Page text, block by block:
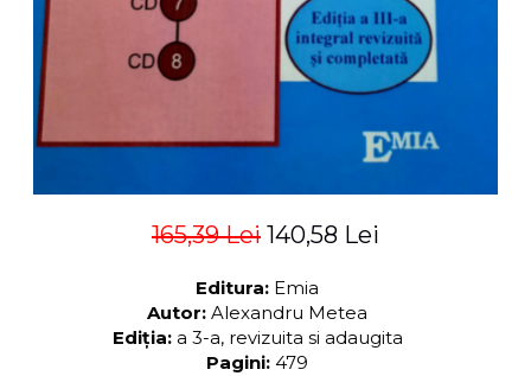
165,39 Lei 140,58 Lei
Editura: Emia
Autor: Alexandru Metea
Ediția: a 3-a, revizuita si adaugita
Pagini: 479